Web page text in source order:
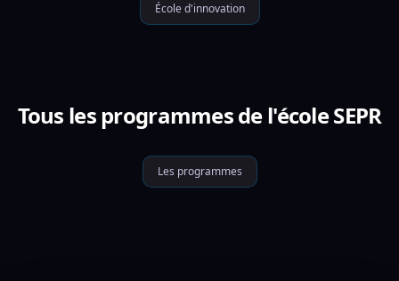
École d'innovation
Tous les programmes de l'école SEPR
Les programmes